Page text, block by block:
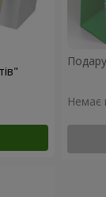
Немає